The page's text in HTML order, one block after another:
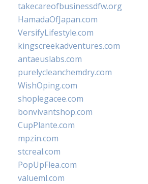
takecareofbusinessdfw.org
HamadaOfJapan.com
VersifyLifestyle.com
kingscreekadventures.com
antaeuslabs.com
purelycleanchemdry.com
WishOping.com
shoplegacee.com
bonvivantshop.com
CupPlante.com
mpzin.com
stcreal.com
PopUpFlea.com
valueml.com